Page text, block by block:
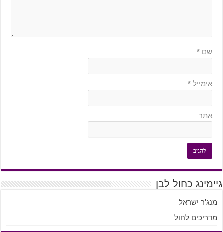
שם *
אימייל *
אתר
גיימינג כחול לבן
מנג'ר ישראל
מדריכים לחול